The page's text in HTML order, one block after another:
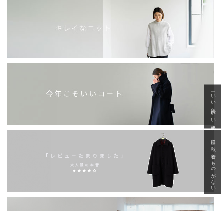
「いい年齢 いい洋服」
急に秋、着るものがない